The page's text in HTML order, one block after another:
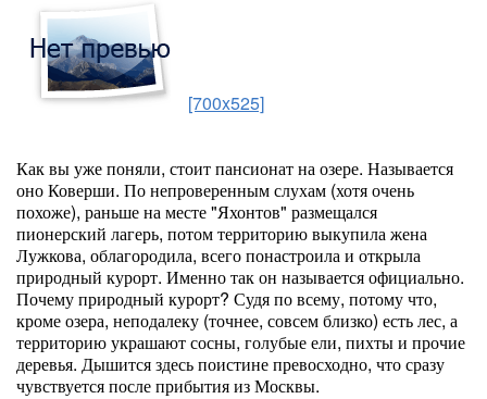
[700x525]
Как вы уже поняли, стоит пансионат на озере. Называется
оно Коверши. По непроверенным слухам (хотя очень
похоже), раньше на месте "Яхонтов" размещался
пионерский лагерь, потом территорию выкупила жена
Лужкова, облагородила, всего понастроила и открыла
природный курорт. Именно так он называется официально.
Почему природный курорт? Судя по всему, потому что,
кроме озера, неподалеку (точнее, совсем близко) есть лес, а
территорию украшают сосны, голубые ели, пихты и прочие
деревья. Дышится здесь поистине превосходно, что сразу
чувствуется после прибытия из Москвы.